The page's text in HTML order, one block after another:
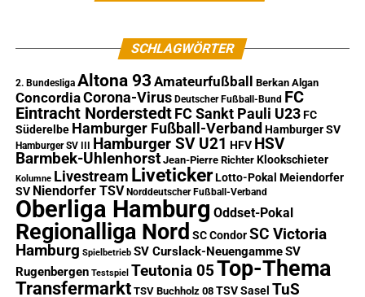
SCHLAGWÖRTER
2. Bundesliga Altona 93 Amateurfußball Berkan Algan
ConcordiaCorona-Virus Deutscher Fußball-Bund FC
Eintracht Norderstedt FC Sankt Pauli U23 FC
Süderelbe Hamburger Fußball-Verband Hamburger SV
Hamburger SV III Hamburger SV U21 HFV HSV
Barmbek-Uhlenhorst Jean-Pierre Richter Klookschieter
Kolumne Livestream Liveticker Lotto-Pokal Meiendorfer
SV Niendorfer TSV Norddeutscher Fußball-Verband
Oberliga Hamburg Oddset-Pokal
Regionalliga Nord SC Condor SC Victoria
Hamburg Spielbetrieb SV Curslack-NeuengammeSV
Rugenbergen Testspiel Teutonia 05Top-Thema
Transfermarkt TSV Buchholz 08 TSV Sasel TuS